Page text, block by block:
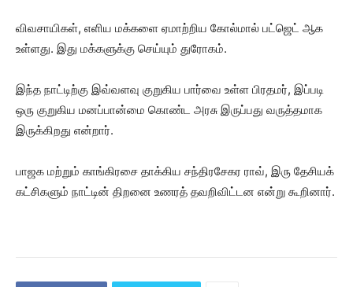
விவசாயிகள், எளிய மக்களை ஏமாற்றிய கோல்மால் பட்ஜெட் ஆக
உள்ளது. இது மக்களுக்கு செய்யும் துரோகம்.
இந்த நாட்டிற்கு இவ்வளவு குறுகிய பார்வை உள்ள பிரதமர், இப்படி
ஒரு குறுகிய மனப்பான்மை கொண்ட அரசு இருப்பது வருத்தமாக
இருக்கிறது என்றார்.
பாஜக மற்றும் காங்கிரசை தாக்கிய சந்திரசேகர ராவ், இரு தேசியக்
கட்சிகளும் நாட்டின் திறனை உணரத் தவறிவிட்டன என்று கூறினார்.